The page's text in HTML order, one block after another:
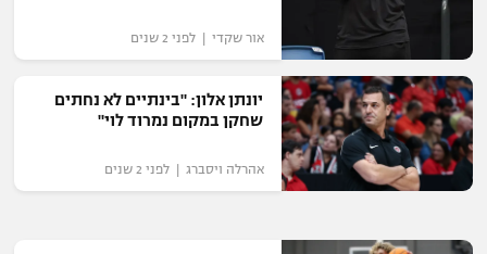
אור שקדי | לפני 2 שנים
יונתן אלון: "בינתיים לא נחתים
שחקן במקום נמרוד לוי"
אהרלה ויסברג | לפני 2 שנים